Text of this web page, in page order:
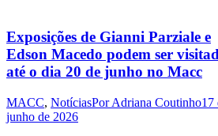
Exposições de Gianni Parziale e
Edson Macedo podem ser
até o dia 20 de junho no Macc
MACC, NotíciasPorAdriana Coutinho17
junho de 2026